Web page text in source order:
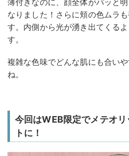
薄付きなのに、顔全体がパッと
なりました！さらに頬の色ムラ
す。内側から光が湧き出てくる
す。
複雑な色味でどんな肌にも合い
ね。
今回はWEB限定でメテオ
トに！